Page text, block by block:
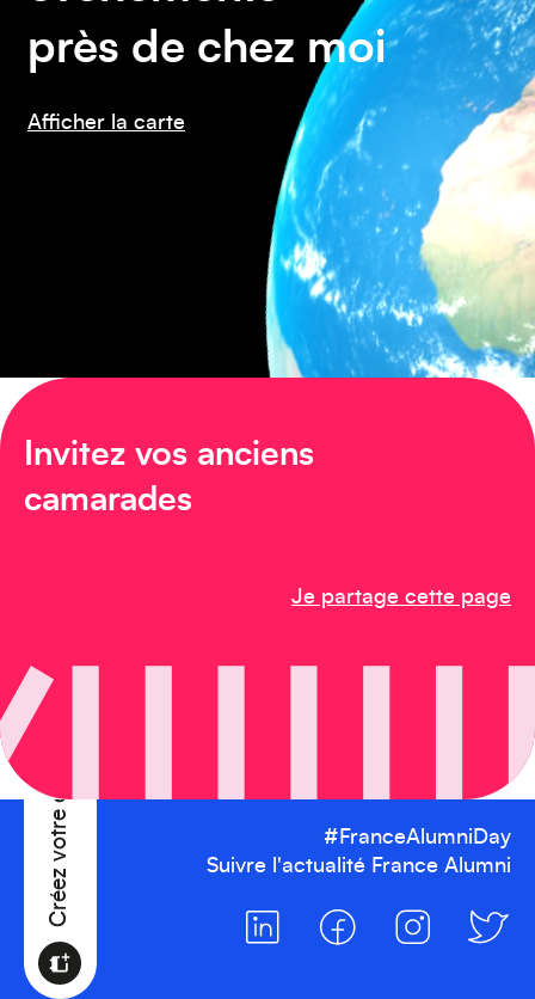
près de chez moi
Afficher la carte
Invitez vos anciens
camarades
Je partage cette page
Créez votre événement
Afrique
#FranceAlumniDay
Suivre l'actualité France Alumni